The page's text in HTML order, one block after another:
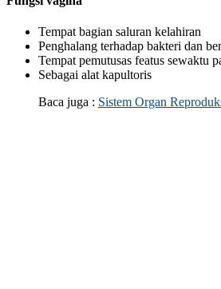
Tempat bagian saluran kelahiran
Penghalang terhadap bakteri dan
Tempat pemutusas featus sewaktu
Sebagai alat kapultoris
Baca juga : Sistem Organ